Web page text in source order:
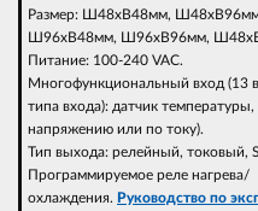
Размер: Ш48xВ48мм,
Ш96xВ48мм, Ш96xВ96мм,
Питание: 100-240 VAC.
Многофункциональный вход (13
типа входа): датчик
напряжению или по току).
Тип выхода: релейный, токовый,
Программируемое реле нагрева/
охлаждения. Руководство по